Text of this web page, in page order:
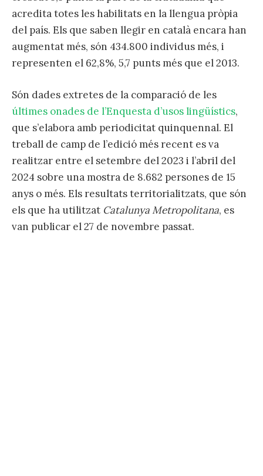
acredita totes les habilitats en la llengua pròpia
del país. Els que saben llegir en català encara han
augmentat més, són 434.800 individus més, i
representen el 62,8%, 5,7 punts més que el 2013.
Són dades extretes de la comparació de les
últimes onades de l’Enquesta d’usos lingüístics,
que s’elabora amb periodicitat quinquennal. El
treball de camp de l’edició més recent es va
realitzar entre el setembre del 2023 i l’abril del
2024 sobre una mostra de 8.682 persones de 15
anys o més. Els resultats territorialitzats, que són
els que ha utilitzat Catalunya Metropolitana, es
van publicar el 27 de novembre passat.